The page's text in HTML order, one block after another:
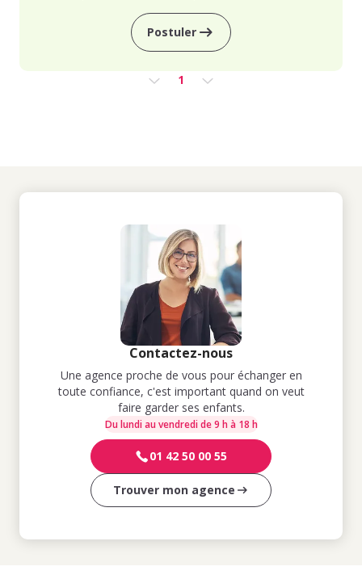
Postuler
1
Contactez-nous
Une agence proche de vous pour échanger en
toute confiance, c'est important quand on veut
faire garder ses enfants.
Du lundi au vendredi de 9 h à 18 h
01 42 50 00 55
Trouver mon agence